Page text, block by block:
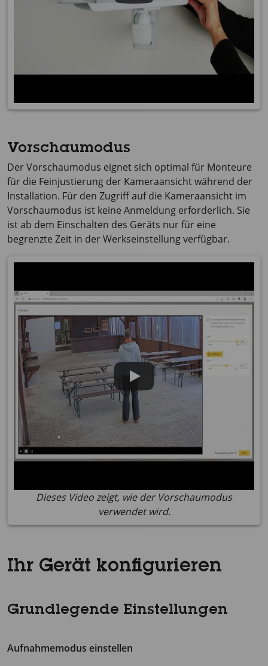
Vorschaumodus
Der Vorschaumodus eignet sich optimal für Monteure
für die Feinjustierung der Kameraansicht während der
Installation. Für den Zugriff auf die Kameraansicht im
Vorschaumodus ist keine Anmeldung erforderlich. Sie
ist ab dem Einschalten des Geräts nur für eine
begrenzte Zeit in der Werkseinstellung verfügbar.
Dieses Video zeigt, wie der Vorschaumodus
verwendet wird.
Ihr Gerät konfigurieren
Grundlegende Einstellungen
Aufnahmemodus einstellen